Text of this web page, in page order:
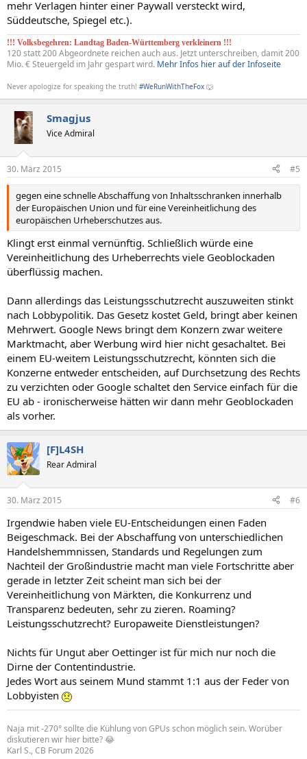
mehr Verlagen hinter einer Paywall versteckt wird,
Süddeutsche, Spiegel etc.).
!!! Volksbegehren: Landtag Baden-Württemberg verkleinern !!!
120 statt 200 Abgeordnete reichen auch aus. Jetzt unterschreiben, damit 200
Mio. € Steuergeld im Jahr gespart wird. Mehr Infos hier auf der Infoseite
Never apologize for speaking the truth! #WeRunWithTheFox 🐺
Smagjus
Vice Admiral
30. März 2015 #5
gegen eine schnelle Abschaffung von Inhaltsschranken innerhalb
der Europäischen Union und für eine Vereinheitlichung des
europäischen Urheberschutzes aus.
Klingt erst einmal vernünftig. Schließlich würde eine
Vereinheitlichung des Urheberrechts viele Geoblockaden
überflüssig machen.
Dann allerdings das Leistungsschutzrecht auszuweiten stinkt
nach Lobbypolitik. Das Gesetz kostet Geld, bringt aber keinen
Mehrwert. Google News bringt dem Konzern zwar weitere
Marktmacht, aber Werbung wird hier nicht gesachaltet. Bei
einem EU-weitem Leistungsschutzrecht, könnten sich die
Konzerne entweder entscheiden, auf Durchsetzung des Rechts
zu verzichten oder Google schaltet den Service einfach für die
EU ab - ironischerweise hätten wir dann mehr Geoblockaden
als vorher.
[F]L4SH
Rear Admiral
30. März 2015 #6
Irgendwie haben viele EU-Entscheidungen einen Faden
Beigeschmack. Bei der Abschaffung von unterschiedlichen
Handelshemmnissen, Standards und Regelungen zum
Nachteil der Großindustrie macht man viele Fortschritte aber
gerade in letzter Zeit scheint man sich bei der
Vereinheitlichung von Märkten, die Konkurrenz und
Transparenz bedeuten, sehr zu zieren. Roaming?
Leistungsschutzrecht? Europaweite Dienstleistungen?
Nichts für Ungut aber Oettinger ist für mich nur noch die
Dirne der Contentindustrie.
Jedes Wort aus seinem Mund stammt 1:1 aus der Feder von
Lobbyisten
Naja mit -270° sollte die Kühlung von GPUs schon möglich sein. Worüber
diskutieren wir hier bitte? 😂
Karl S., CB Forum 2026